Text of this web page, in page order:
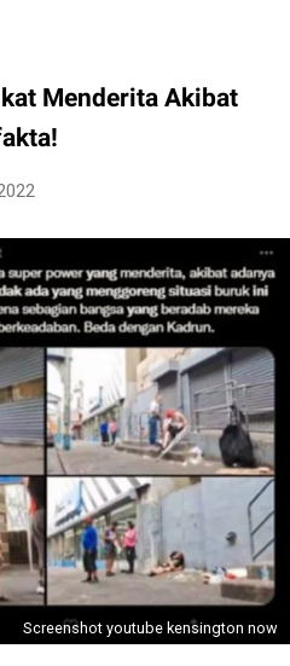
Menderita Akibat
Screenshot youtube kensington now